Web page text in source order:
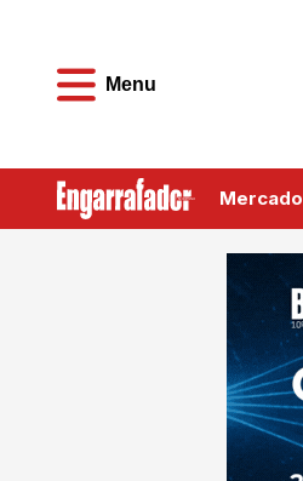
Menu
Mercado